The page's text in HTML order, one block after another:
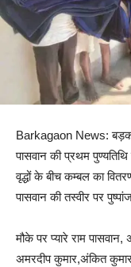
Barkagaon News:
पासवान की प्रथम
वृद्धों के बीच कम्बल का
पासवान की तस्वीर पर
मौके पर प्यारे राम
अमरदीप कुमार,अंकित